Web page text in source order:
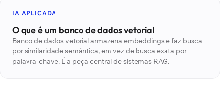
IA APLICADA
O que é um banco de dados vetorial
Banco de dados vetorial armazena embeddings e faz busca
por similaridade semântica, em vez de busca exata por
palavra-chave. É a peça central de sistemas RAG.